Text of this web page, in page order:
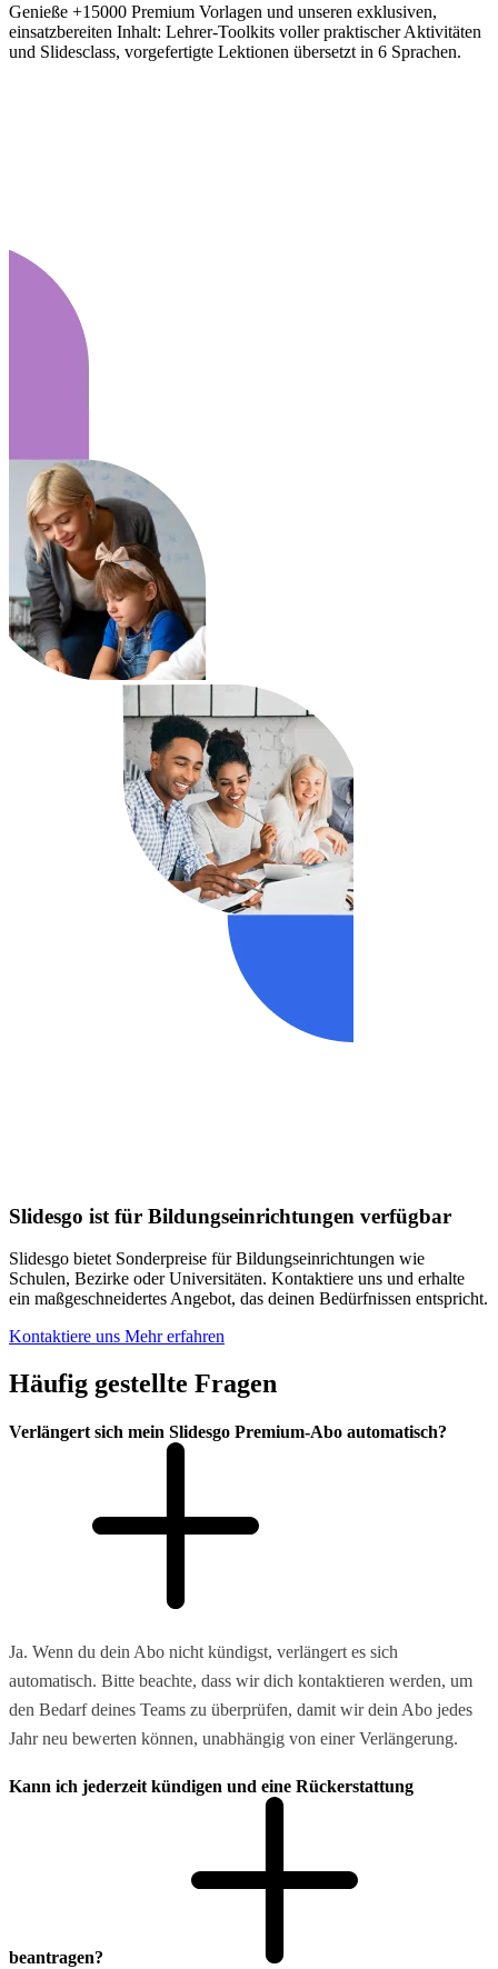
Genieße +15000 Premium Vorlagen und unseren exklusiven,
einsatzbereiten Inhalt: Lehrer-Toolkits voller praktischer Aktivitäten
und Slidesclass, vorgefertigte Lektionen übersetzt in 6 Sprachen.
Slidesgo ist für Bildungseinrichtungen verfügbar
Slidesgo bietet Sonderpreise für Bildungseinrichtungen wie
Schulen, Bezirke oder Universitäten. Kontaktiere uns und erhalte
ein maßgeschneidertes Angebot, das deinen Bedürfnissen entspricht.
Kontaktiere uns Mehr erfahren
Häufig gestellte Fragen
Verlängert sich mein Slidesgo Premium-Abo automatisch?
Ja. Wenn du dein Abo nicht kündigst, verlängert es sich
automatisch. Bitte beachte, dass wir dich kontaktieren werden, um
den Bedarf deines Teams zu überprüfen, damit wir dein Abo jedes
Jahr neu bewerten können, unabhängig von einer Verlängerung.
Kann ich jederzeit kündigen und eine Rückerstattung
beantragen?